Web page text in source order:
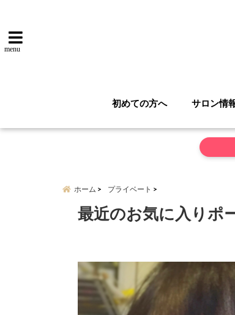
menu
初めての方へ サロン情
ホーム プライベート
最近のお気に入りポ